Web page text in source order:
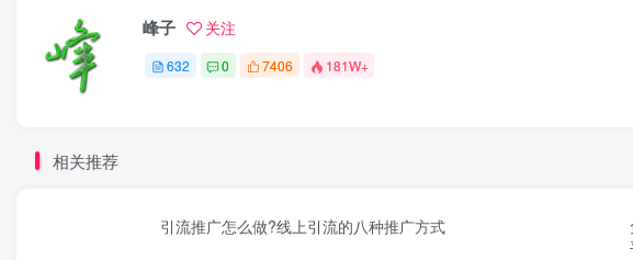
峰子 关注
632 0 7406 181W+
相关推荐
引流推广怎么做?线上引流的八种推广方式